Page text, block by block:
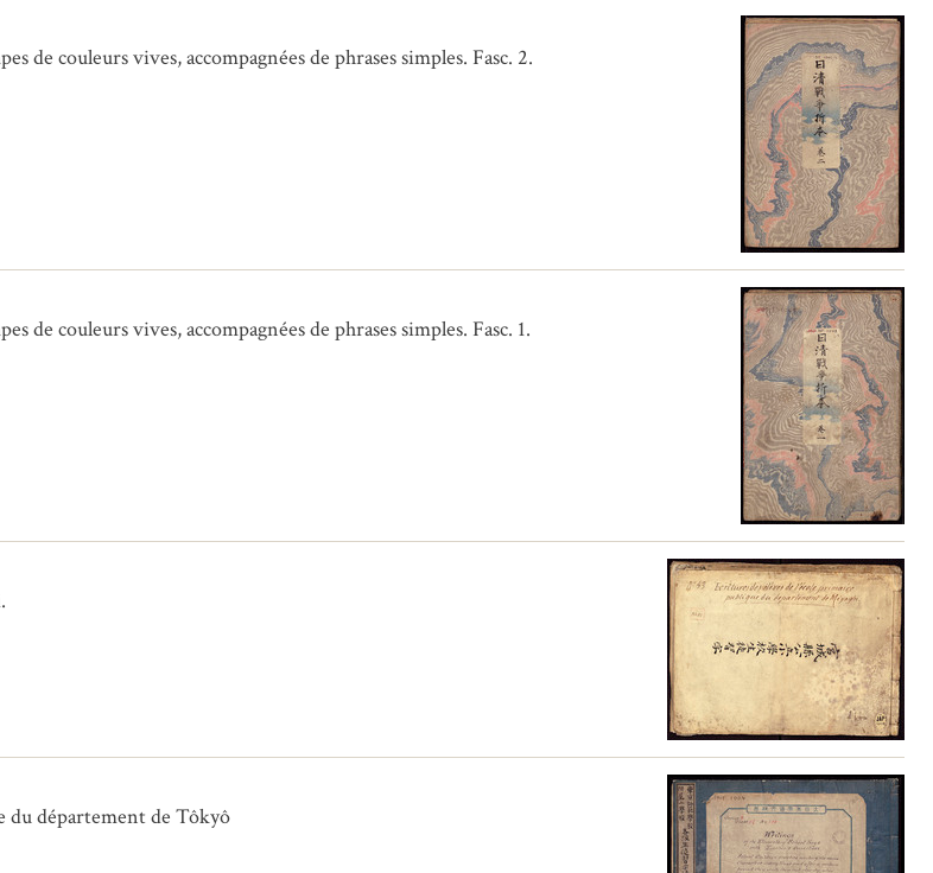
de couleurs vives, accompagnées de phrases simples. Fasc. 2.
de couleurs vives, accompagnées de phrases simples. Fasc. 1.
du département de Tôkyô